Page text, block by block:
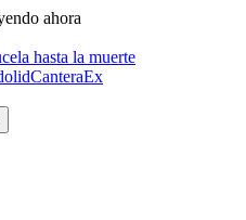
ahora
hasta la muerte
CanteraEx